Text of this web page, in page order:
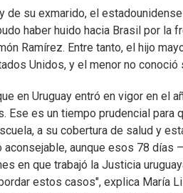
de su exmarido, el
haber huido hacia Brasil por
Ramírez. Entre tanto, el hijo
Unidos, y el menor no conoció
en Uruguay entró en vigor en
Ese es un tiempo prudencial
a su cobertura de salud y
aconsejable, aunque esos 78
en que trabajó la Justicia
estos casos", explica María